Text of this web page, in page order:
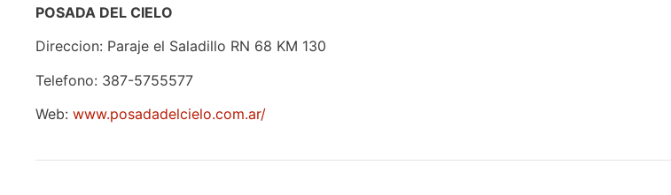
POSADA DEL CIELO
Direccion: Paraje el Saladillo RN 68 KM 130
Telefono: 387-5755577
Web: www.posadadelcielo.com.ar/